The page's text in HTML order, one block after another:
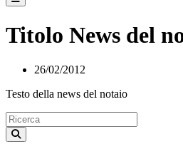
Titolo News del
26/02/2012
Testo della news del notaio